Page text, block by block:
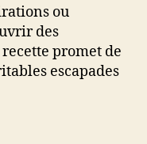
ou
des
promet de
escapades